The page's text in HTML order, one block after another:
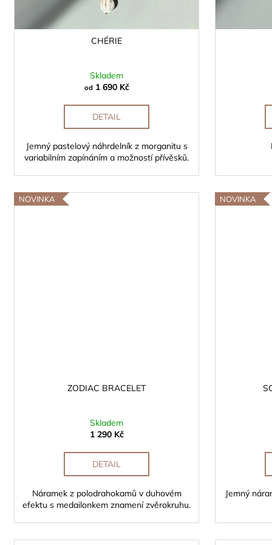
ů
CHÉRIE
Skladem
od1 690 Kč
DETAIL
Jemný pastelový náhrdelník z morganitu s
variabilním zapínáním a možností přívěsků.
NOVINKA
ZODIAC BRACELET
Skladem
1 290 Kč
DETAIL
Náramek z polodrahokamů v duhovém
efektu s medailonkem znamení zvěrokruhu.
NOVINKA
Jemný